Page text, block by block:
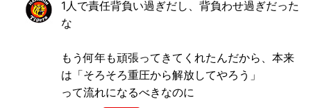
1人で責任背負い過ぎだし、背負わせ過ぎだった
な
もう何年も頑張ってきてくれたんだから、本来
は「そろそろ重圧から解放してやろう」
って流れになるべきなのに